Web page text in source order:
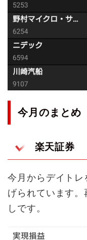
今月のまとめ
楽天証券
今月からデイト
げられています
しです。